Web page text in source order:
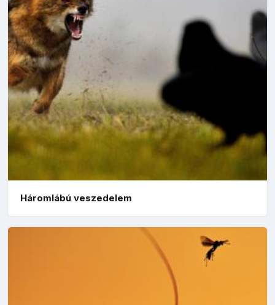
Háromlábú veszedelem